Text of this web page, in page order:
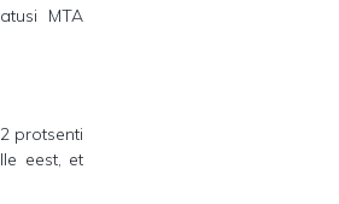
MTA
protsenti
eest, et